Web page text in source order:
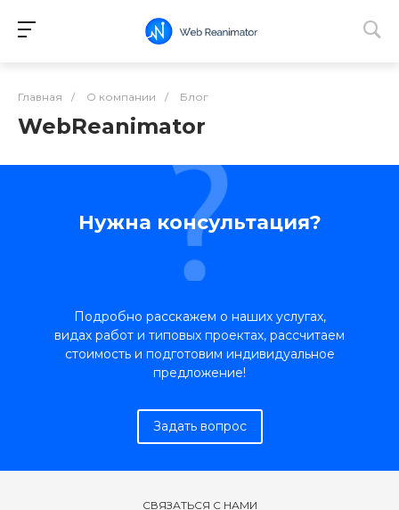
Главная / О компании / Блог
WebReanimator
Нужна консультация?
Подробно расскажем о наших услугах,
видах работ и типовых проектах, рассчитаем
стоимость и подготовим индивидуальное
предложение!
Задать вопрос
СВЯЗАТЬСЯ С НАМИ